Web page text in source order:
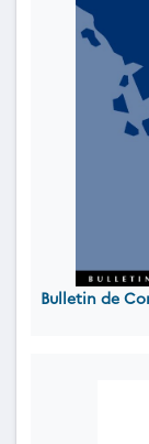
Bulletin de